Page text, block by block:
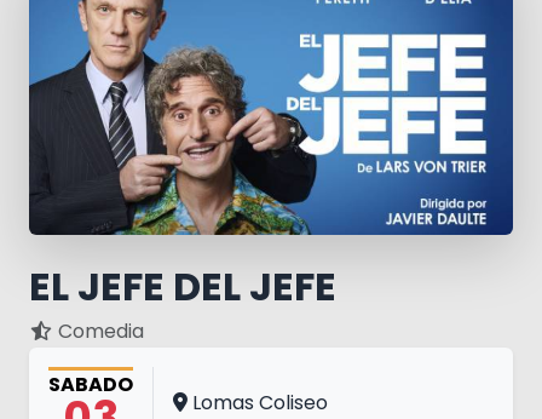
EL JEFE DEL JEFE
Comedia
SABADO
Lomas Coliseo